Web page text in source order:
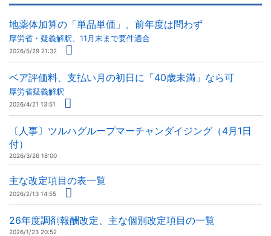
地薬体加算の「単品単価」、前年度は問わず
厚労省・疑義解釈、11月末まで要件適合
2026/5/29 21:32
ベア評価料、支払い月の初日に「40歳未満」なら可
厚労省疑義解釈
2026/4/21 13:51
〔人事〕ツルハグループマーチャンダイジング（4月1日
付）
2026/3/26 18:00
主な改定項目の表一覧
2026/2/13 14:55
26年度調剤報酬改定、主な個別改定項目の一覧
2026/1/23 20:52